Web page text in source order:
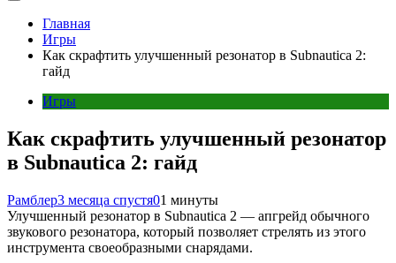
Главная
Игры
Как скрафтить улучшенный резонатор в Subnautica 2:
гайд
Игры
Как скрафтить улучшенный резонатор
в Subnautica 2: гайд
Рамблер3 месяца спустя01 минуты
Улучшенный резонатор в Subnautica 2 — апгрейд обычного
звукового резонатора, который позволяет стрелять из этого
инструмента своеобразными снарядами.